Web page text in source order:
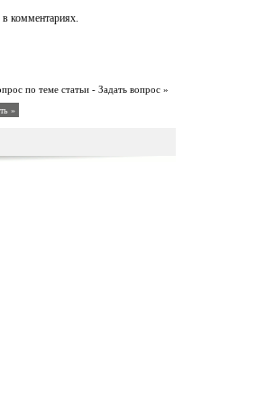
комментариях.
по теме статьи - Задать вопрос »
»